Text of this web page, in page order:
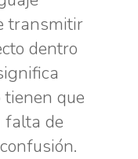
transmitir
dentro
que
falta de